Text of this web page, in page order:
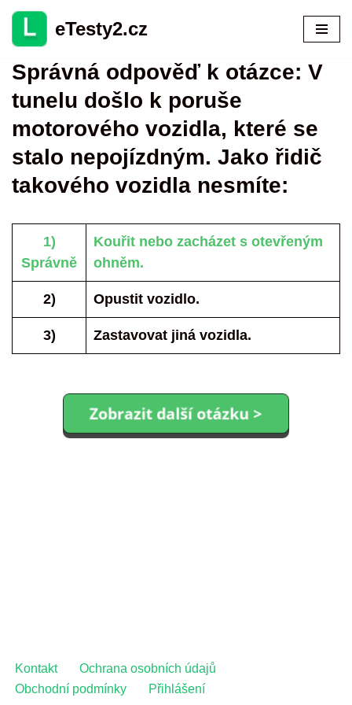
Přeskočit
na
obsah
eTesty2.cz
Správná odpověď k otázce: V
tunelu došlo k poruše
motorového vozidla, které se
stalo nepojízdným. Jako řidič
takového vozidla nesmíte:
1)
Správně
Kouřit nebo zacházet s otevřeným
ohněm.
2) Opustit vozidlo.
3) Zastavovat jiná vozidla.
Kontakt
Ochrana osobních údajů
Obchodní podmínky
Přihlášení